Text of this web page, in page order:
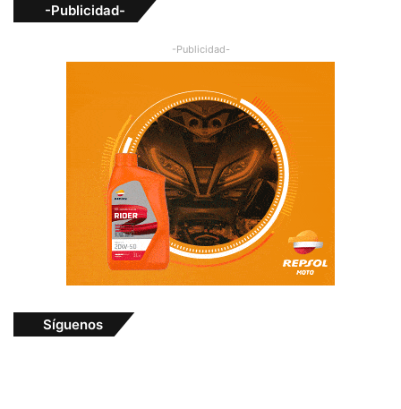
-Publicidad-
-Publicidad-
Síguenos